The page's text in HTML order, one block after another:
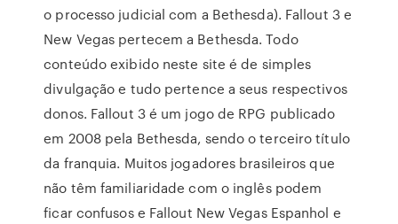
o processo judicial com a Bethesda). Fallout 3 e
New Vegas pertecem a Bethesda. Todo
conteúdo exibido neste site é de simples
divulgação e tudo pertence a seus respectivos
donos. Fallout 3 é um jogo de RPG publicado
em 2008 pela Bethesda, sendo o terceiro título
da franquia. Muitos jogadores brasileiros que
não têm familiaridade com o inglês podem
ficar confusos e Fallout New Vegas Espanhol e